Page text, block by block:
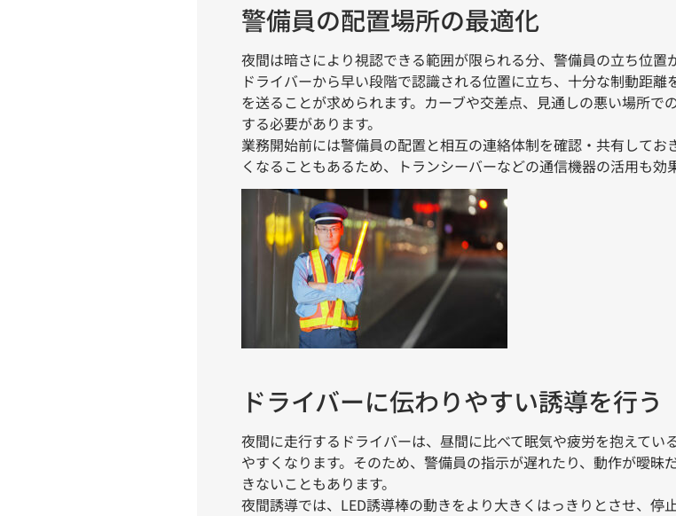
警備員の配置場所の最適化
夜間は暗さにより視認できる範囲が限られる分、警備員の立ち位置
ドライバーから早い段階で認識される位置に立ち、十分な制動距
を送ることが求められます。カーブや交差点、見通しの悪い場所
する必要があります。
業務開始前には警備員の配置と相互の連絡体制を確認・共有して
くなることもあるため、トランシーバーなどの通信機器の活用も効
ドライバーに伝わりやすい誘導を行う
夜間に走行するドライバーは、昼間に比べて眠気や疲労を抱えてい
やすくなります。そのため、警備員の指示が遅れたり、動作が曖昧
きないこともあります。
夜間誘導では、LED誘導棒の動きをより大きくはっきりとさせ、停